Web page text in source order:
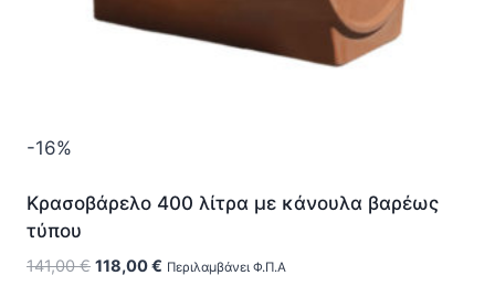
-16%
Κρασοβάρελο 400 λίτρα με κάνουλα βαρέως
τύπου
141,00€ Original
118,00€ Η
Περιλαμβάνει Φ.Π.Α